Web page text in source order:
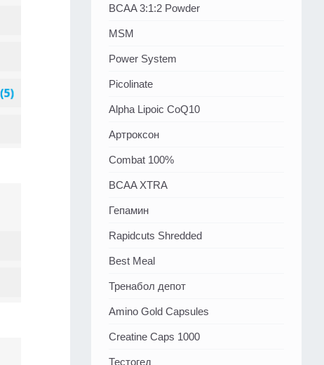
BCAA 3:1:2 Powder
MSM
Power System
Picolinate
Alpha Lipoic CoQ10
Артроксон
Combat 100%
BCAA XTRA
Гепамин
Rapidcuts Shredded
Best Meal
Тренабол депот
Amino Gold Capsules
Creatine Caps 1000
Тестогед